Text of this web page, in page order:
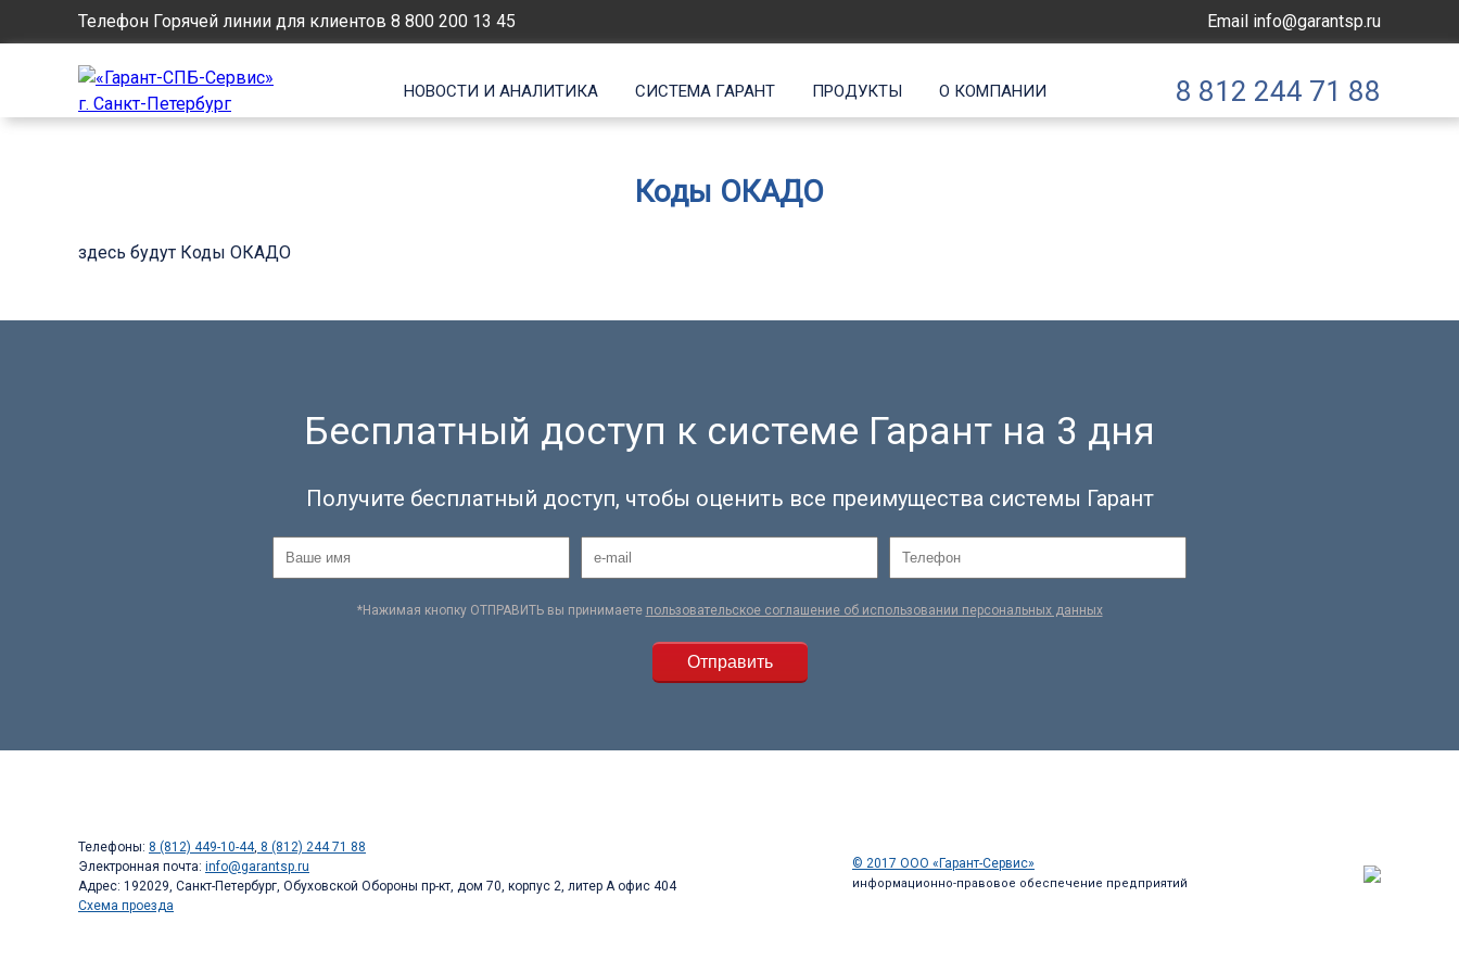
Телефон Горячей линии для клиентов 8 800 200 13 45 Email info@garantsp.ru
НОВОСТИ И АНАЛИТИКА СИСТЕМА ГАРАНТ ПРОДУКТЫ О КОМПАНИИ 8 812 244 71 88
Коды ОКАДО
здесь будут Коды ОКАДО
Бесплатный доступ к системе Гарант на 3 дня
Получите бесплатный доступ, чтобы оценить все преимущества системы Гарант
*Нажимая кнопку ОТПРАВИТЬ вы принимаете пользовательское соглашение об использовании персональных данных
Телефоны: 8 (812) 449-10-44, 8 (812) 244 71 88
Электронная почта: info@garantsp.ru
Адрес: 192029, Санкт-Петербург, Обуховской Обороны пр-кт, дом 70, корпус 2, литер А офис 404
Схема проезда
© 2017 ООО «Гарант-Сервис»
информационно-правовое обеспечение предприятий